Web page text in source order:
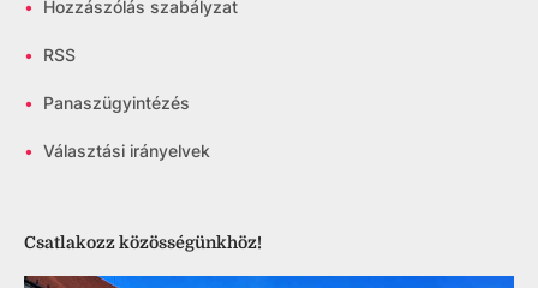
• Hozzászólás szabályzat
• RSS
• Panaszügyintézés
• Választási irányelvek
Csatlakozz közösségünkhöz!